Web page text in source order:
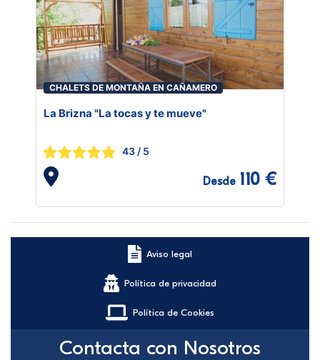
CHALETS DE MONTAÑA EN CAÑAMERO
La Brizna "La tocas y te mueve"
43 / 5
Desde 110 €
Aviso legal
Política de privacidad
Política de Cookies
Contacta con Nosotros